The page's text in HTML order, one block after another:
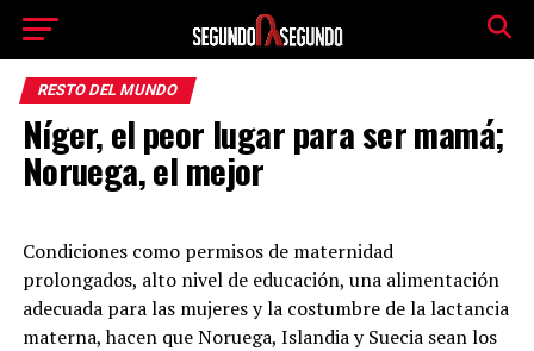
RESTO DEL MUNDO
Níger, el peor lugar para ser mamá;
Noruega, el mejor
Condiciones como permisos de maternidad
prolongados, alto nivel de educación, una alimentación
adecuada para las mujeres y la costumbre de la lactancia
materna, hacen que Noruega, Islandia y Suecia sean los